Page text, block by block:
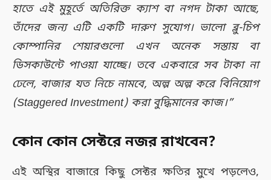
হাতে এই মুহূর্তে অতিরিক্ত ক্যাশ বা নগদ টাকা আছে,
তাঁদের জন্য এটি একটি দারুণ সুযোগ। ভালো ব্লু-চিপ
কোম্পানির শেয়ারগুলো এখন অনেক সস্তায় বা
ডিসকাউন্টে পাওয়া যাচ্ছে। তবে একবারে সব টাকা না
ঢেলে, বাজার যত নিচে নামবে, অল্প অল্প করে বিনিয়োগ
(Staggered Investment) করা বুদ্ধিমানের কাজ।”
কোন কোন সেক্টরে নজর রাখবেন?
এই অস্থির বাজারে কিছু সেক্টর ক্ষতির মুখে পড়লেও,